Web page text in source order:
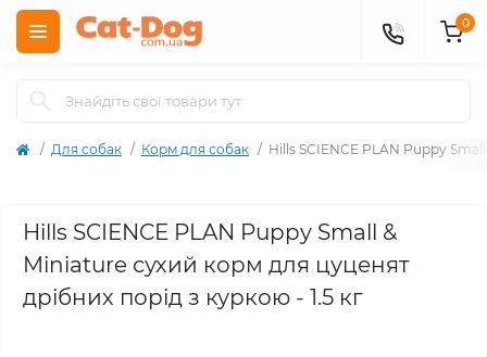
0
Для собак Корм для собак Hills SCIENCE PLAN Puppy
Hills SCIENCE PLAN Puppy Small &
Miniature сухий корм для цуценят
дрібних порід з куркою - 1.5 кг